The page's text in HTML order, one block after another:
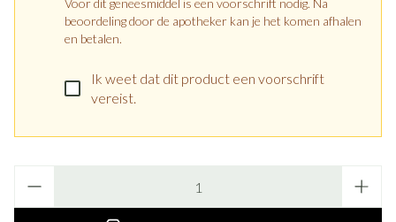
Voor dit geneesmiddel is een voorschrift nodig. Na
beoordeling door de apotheker kan je het komen afhalen
en betalen.
Ik weet dat dit product een voorschrift
vereist.